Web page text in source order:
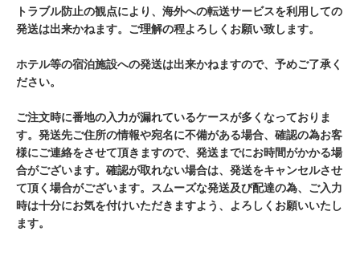
トラブル防止の観点により、海外への転送サービスを利用しての
発送は出来かねます。ご理解の程よろしくお願い致します。
ホテル等の宿泊施設への発送は出来かねますので、予めご了承く
ださい。
ご注文時に番地の入力が漏れているケースが多くなっておりま
す。発送先ご住所の情報や宛名に不備がある場合、確認の為お客
様にご連絡をさせて頂きますので、発送までにお時間がかかる場
合がございます。確認が取れない場合は、発送をキャンセルさせ
て頂く場合がございます。スムーズな発送及び配達の為、ご入力
時は十分にお気を付けいただきますよう、よろしくお願いいたし
ます。